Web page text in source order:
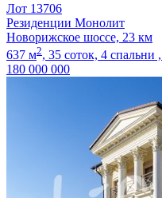
Лот 13706
Резиденции Монолит
Новорижское шоссе, 23 км
637 м2, 35 соток, 4 спальни ,
180 000 000